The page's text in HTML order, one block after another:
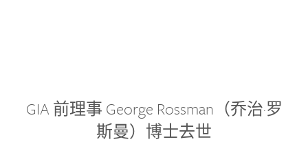
GIA 前理事 George Rossman（乔治·罗
斯曼）博士去世